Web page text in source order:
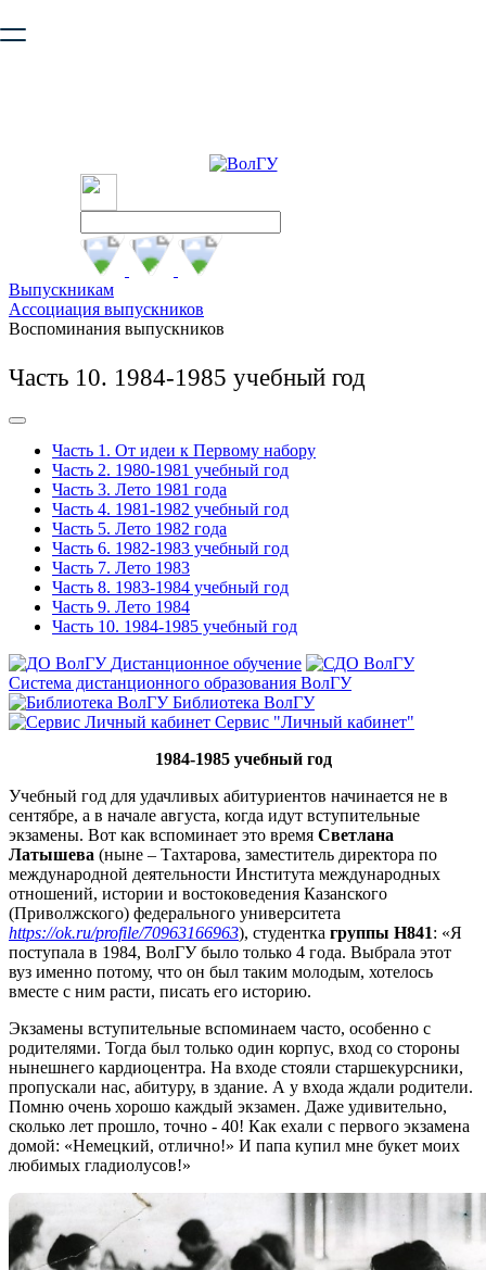
безопасную работу с сайтом. Пожалуйста
Выпускникам
Ассоциация выпускников
Воспоминания выпускников
Часть 10. 1984-1985 учебный год
Часть 1. От идеи к Первому набору
Часть 2. 1980-1981 учебный год
Часть 3. Лето 1981 года
Часть 4. 1981-1982 учебный год
Часть 5. Лето 1982 года
Часть 6. 1982-1983 учебный год
Часть 7. Лето 1983
Часть 8. 1983-1984 учебный год
Часть 9. Лето 1984
Часть 10. 1984-1985 учебный год
Дистанционное обучение
Система дистанционного образования ВолГУ
Библиотека ВолГУ
Сервис "Личный кабинет"
1984-1985 учебный год
Учебный год для удачливых абитуриентов начинается не в
сентябре, а в начале августа, когда идут вступительные
экзамены. Вот как вспоминает это время Светлана
Латышева (ныне – Тахтарова, заместитель директора по
международной деятельности Института международных
отношений, истории и востоковедения Казанского
(Приволжского) федерального университета
https://ok.ru/profile/70963166963), студентка группы Н841: «Я
поступала в 1984, ВолГУ было только 4 года. Выбрала этот
вуз именно потому, что он был таким молодым, хотелось
вместе с ним расти, писать его историю.
Экзамены вступительные вспоминаем часто, особенно с
родителями. Тогда был только один корпус, вход со стороны
нынешнего кардиоцентра. На входе стояли старшекурсники,
пропускали нас, абитуру, в здание. А у входа ждали родители.
Помню очень хорошо каждый экзамен. Даже удивительно,
сколько лет прошло, точно - 40! Как ехали с первого экзамена
домой: «Немецкий, отлично!» И папа купил мне букет моих
любимых гладиолусов!»